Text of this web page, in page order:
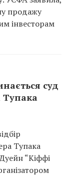
продажу
інвесторам
суд
Тупака
Тупака
“Кіффі